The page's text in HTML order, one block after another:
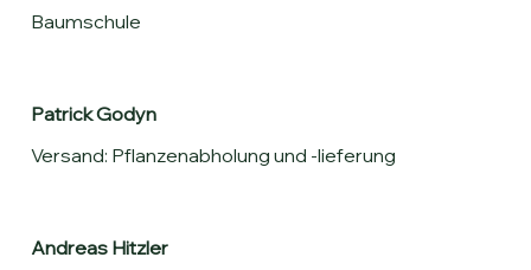
Baumschule
Patrick Godyn
Versand: Pflanzenabholung und -lieferung
Andreas Hitzler